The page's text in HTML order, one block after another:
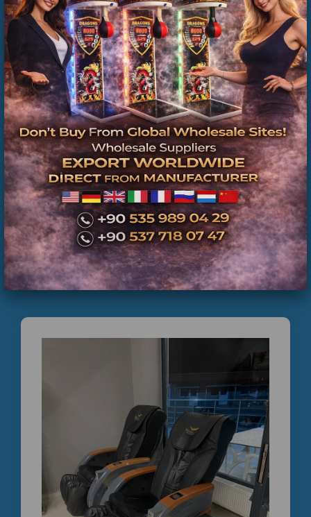
En Kaliteli Masaj Koltuğu Fiyatları 2. El Satış
Alım Tamir Servisi İstanbul